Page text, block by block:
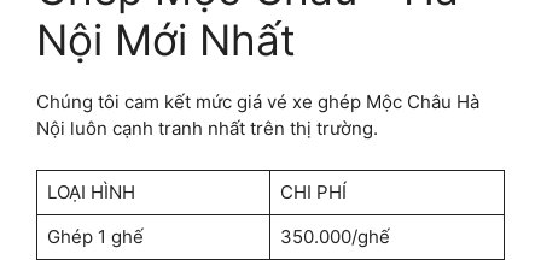
Nội Mới Nhất
Chúng tôi cam kết mức giá vé xe ghép Mộc Châu Hà
Nội luôn cạnh tranh nhất trên thị trường.
LOẠI HÌNH
CHI PHÍ
Ghép 1 ghế
350.000/ghế